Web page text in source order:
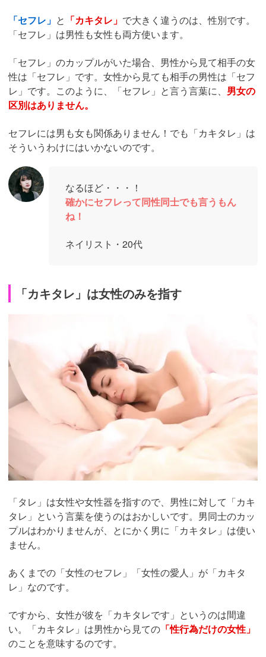
「セフレ」 と 「カキタレ」 で大きく違うのは、性別です。
「セフレ」は男性も女性も両方使います。
「セフレ」のカップルがいた場合、男性から見て相手の女
性は「セフレ」です。女性から見ても相手の男性は「セフ
レ」です。このように、「セフレ」と言う言葉に、 男女の
区別はありません。
セフレには男も女も関係ありません！でも「カキタレ」は
そういうわけにはいかないのです。
なるほど・・・！
確かにセフレって同性同士でも言うもん
ね！
ネイリスト・20代
「カキタレ」は女性のみを指す
「タレ」は女性や女性器を指すので、男性に対して「カキ
タレ」という言葉を使うのはおかしいです。男同士のカッ
プルはわかりませんが、とにかく男に「カキタレ」は使い
ません。
あくまでの「女性のセフレ」「女性の愛人」が「カキタ
レ」なのです。
ですから、女性が彼を「カキタレです」というのは間違
い。「カキタレ」は男性から見ての 「性行為だけの女性」
のことを意味するのです。